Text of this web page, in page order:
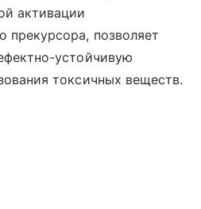
активации
прекурсора, позволяет
устойчивую
токсичных веществ.